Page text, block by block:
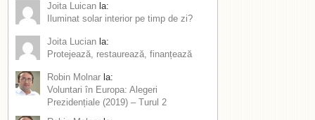
Joita Luican la:
Iluminat solar interior pe timp de zi?
Joita Lucian la:
Protejează, restaurează, finanțează
Robin Molnar la:
Voluntari în Europa: Alegeri
Prezidențiale (2019) – Turul 2